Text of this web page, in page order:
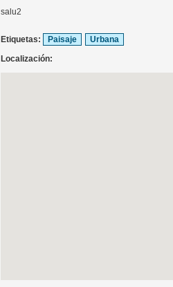
salu2
Etiquetas: Paisaje
Urbana
Localización: